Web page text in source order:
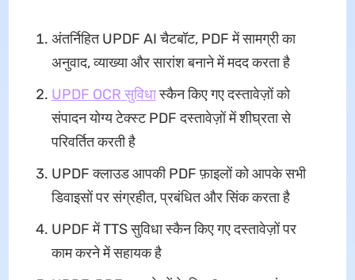
अंतर्निहित UPDF AI चैटबॉट, PDF में सामग्री का
अनुवाद, व्याख्या और सारांश बनाने में मदद करता है
UPDF OCR सुविधास्कैन किए गए दस्तावेज़ों को
संपादन योग्य टेक्स्ट PDF दस्तावेज़ों में शीघ्रता से
परिवर्तित करती है
UPDF क्लाउड आपकी PDF फ़ाइलों को आपके सभी
डिवाइसों पर संग्रहीत, प्रबंधित और सिंक करता है
UPDF में TTS सुविधा स्कैन किए गए दस्तावेज़ों पर
काम करने में सहायक है